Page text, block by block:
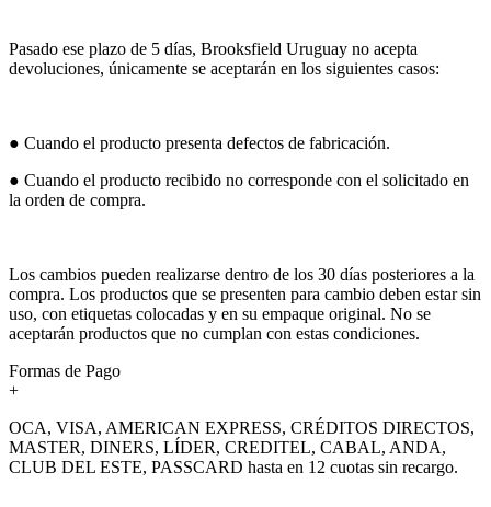
Pasado ese plazo de 5 días, Brooksfield Uruguay no acepta
devoluciones, únicamente se aceptarán en los siguientes casos:
● Cuando el producto presenta defectos de fabricación.
● Cuando el producto recibido no corresponde con el solicitado en
la orden de compra.
Los cambios pueden realizarse dentro de los 30 días posteriores a la
compra. Los productos que se presenten para cambio deben estar sin
uso, con etiquetas colocadas y en su empaque original. No se
aceptarán productos que no cumplan con estas condiciones.
Formas de Pago
+
OCA, VISA, AMERICAN EXPRESS, CRÉDITOS DIRECTOS,
MASTER, DINERS, LÍDER, CREDITEL, CABAL, ANDA,
CLUB DEL ESTE, PASSCARD hasta en 12 cuotas sin recargo.